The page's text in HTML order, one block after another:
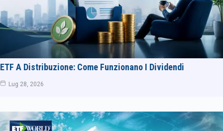
ETF A Distribuzione: Come Funzionano I Dividendi
Lug 28, 2026